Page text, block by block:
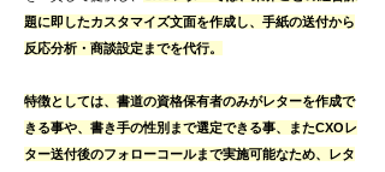
題に即したカスタマイズ文面を作成し、手紙の送付から
反応分析・商談設定までを代行。
特徴としては、書道の資格保有者のみがレターを作成で
きる事や、書き手の性別まで選定できる事、またCXOレ
ター送付後のフォローコールまで実施可能なため、レタ